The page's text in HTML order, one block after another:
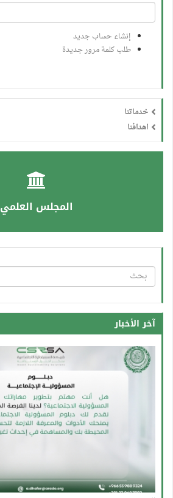
إنشاء حساب جديد
طلب كلمة مرور جديدة
خدماتنا
اهدافنا
المجلس العلمي
استمارة
البحث
آخر الأخبار